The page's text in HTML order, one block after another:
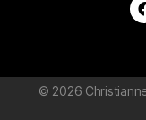
© 2026